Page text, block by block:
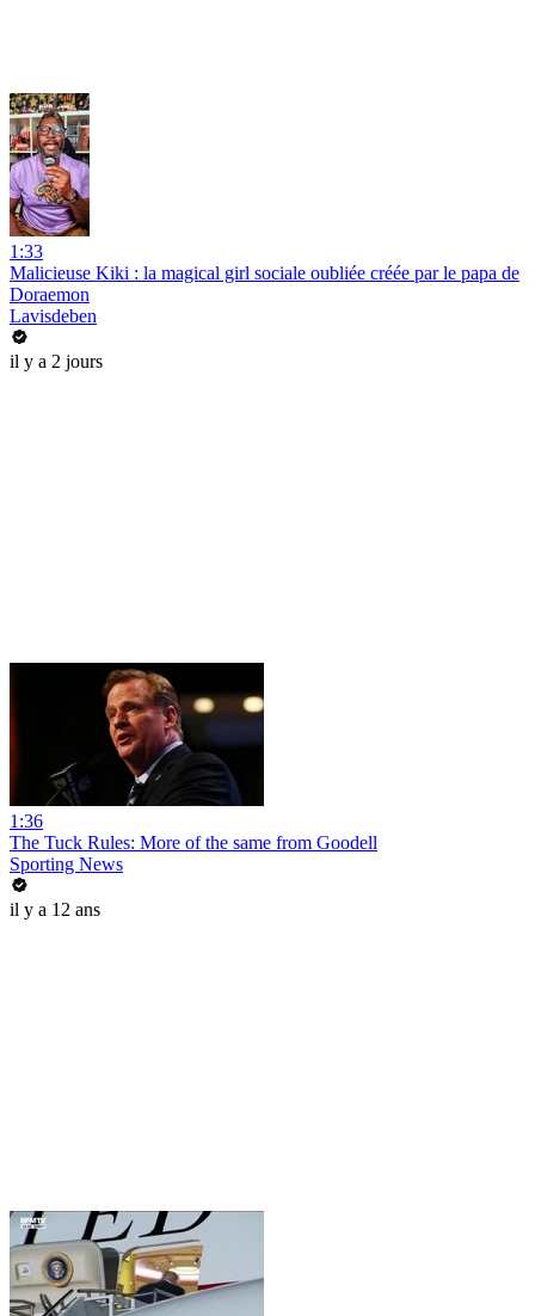
1:33
Malicieuse Kiki : la magical girl sociale oubliée créée par le papa de
Doraemon
Lavisdeben
il y a 2 jours
1:36
The Tuck Rules: More of the same from Goodell
Sporting News
il y a 12 ans